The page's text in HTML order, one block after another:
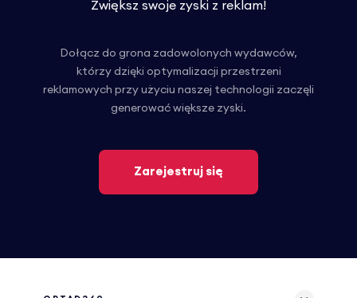
Zwiększ swoje zyski z reklam!
Dołącz do grona zadowolonych wydawców,
którzy dzięki optymalizacji przestrzeni
reklamowych przy użyciu naszej technologii zaczęli
generować większe zyski.
Zarejestruj się